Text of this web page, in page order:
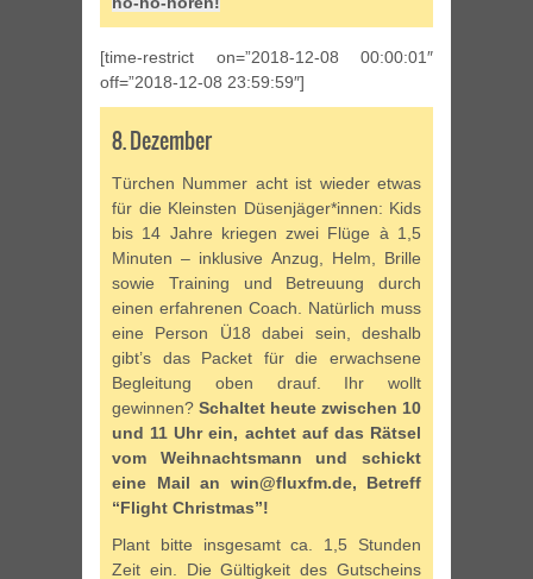
[time-restrict on=”2018-12-08 00:00:01″
off=”2018-12-08 23:59:59″]
8. Dezember
Türchen Nummer acht ist wieder etwas
für die Kleinsten Düsenjäger*innen: Kids
bis 14 Jahre kriegen zwei Flüge à 1,5
Minuten – inklusive Anzug, Helm, Brille
sowie Training und Betreuung durch
einen erfahrenen Coach. Natürlich muss
eine Person Ü18 dabei sein, deshalb
gibt’s das Packet für die erwachsene
Begleitung oben drauf. Ihr wollt
gewinnen? Schaltet heute zwischen 10
und 11 Uhr ein, achtet auf das Rätsel
vom Weihnachtsmann und schickt
eine Mail an win@fluxfm.de, Betreff
“Flight Christmas”!
Plant bitte insgesamt ca. 1,5 Stunden
Zeit ein. Die Gültigkeit des Gutscheins